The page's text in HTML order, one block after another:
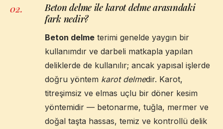
02.
Beton delme ile karot delme arasındaki
fark nedir?
Beton delme terimi genelde yaygın bir
kullanımdır ve darbeli matkapla yapılan
deliklerde de kullanılır; ancak yapısal işlerde
doğru yöntem karot delmedir. Karot,
titreşimsiz ve elmas uçlu bir döner kesim
yöntemidir — betonarme, tuğla, mermer ve
doğal taşta hassas, temiz ve kontrollü delik